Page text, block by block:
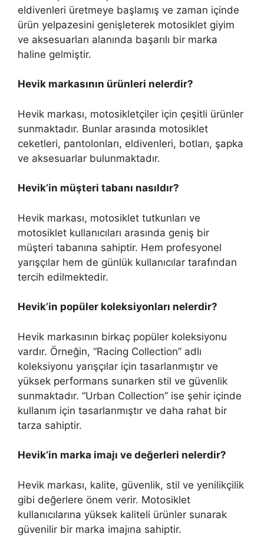
eldivenleri üretmeye başlamış ve zaman içinde
ürün yelpazesini genişleterek motosiklet giyim
ve aksesuarları alanında başarılı bir marka
haline gelmiştir.
Hevik markasının ürünleri nelerdir?
Hevik markası, motosikletçiler için çeşitli ürünler
sunmaktadır. Bunlar arasında motosiklet
ceketleri, pantolonları, eldivenleri, botları, şapka
ve aksesuarlar bulunmaktadır.
Hevik’in müşteri tabanı nasıldır?
Hevik markası, motosiklet tutkunları ve
motosiklet kullanıcıları arasında geniş bir
müşteri tabanına sahiptir. Hem profesyonel
yarışçılar hem de günlük kullanıcılar tarafından
tercih edilmektedir.
Hevik’in popüler koleksiyonları nelerdir?
Hevik markasının birkaç popüler koleksiyonu
vardır. Örneğin, “Racing Collection” adlı
koleksiyonu yarışçılar için tasarlanmıştır ve
yüksek performans sunarken stil ve güvenlik
sunmaktadır. “Urban Collection” ise şehir içinde
kullanım için tasarlanmıştır ve daha rahat bir
tarza sahiptir.
Hevik’in marka imajı ve değerleri nelerdir?
Hevik markası, kalite, güvenlik, stil ve yenilikçilik
gibi değerlere önem verir. Motosiklet
kullanıcılarına yüksek kaliteli ürünler sunarak
güvenilir bir marka imajına sahiptir.